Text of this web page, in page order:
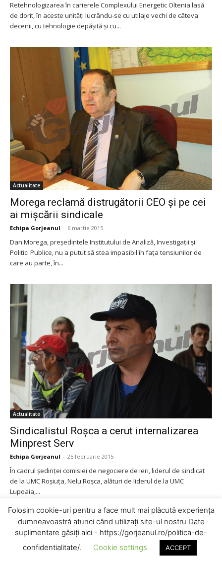
Retehnologizarea în carierele Complexului Energetic Oltenia lasă
de dorit, în aceste unităţi lucrându-se cu utilaje vechi de câteva
decenii, cu tehnologie depăşită şi cu...
Actualitate
Morega reclamă distrugătorii CEO şi pe cei
ai mişcării sindicale
Echipa Gorjeanul - 6 martie 2015
Dan Morega, preşedintele Institutului de Analiză, Investigaţii şi
Politici Publice, nu a putut să stea impasibil în faţa tensiunilor de
care au parte, în...
Actualitate
Sindicalistul Roşca a cerut internalizarea
Minprest Serv
Echipa Gorjeanul - 25 februarie 2015
În cadrul şedinţei comisiei de negociere de ieri, liderul de sindicat
de la UMC Roşiuţa, Nelu Roşca, alături de liderul de la UMC
Lupoaia,...
Folosim cookie-uri pentru a face mult mai plăcută experiența
dumneavoastră atunci când utilizați site-ul nostru Date
suplimentare găsiți aici - https://gorjeanul.ro/politica-de-
confidentialitate/.
Cookie settings ACCEPT